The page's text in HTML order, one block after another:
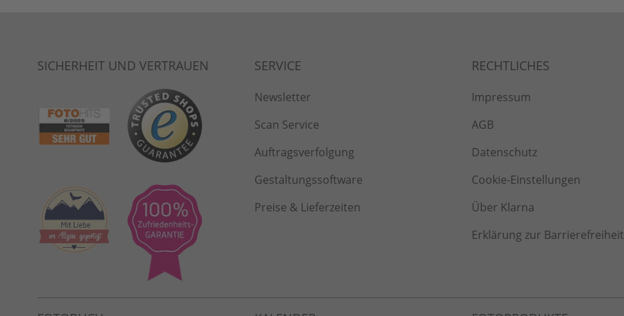
Newsletter
Scan Service
Auftragsverfolgung
Gestaltungssoftware
Preise & Lieferzeiten
Impressum
AGB
Datenschutz
Cookie-Einstellungen
Über Klarna
Erklärung zur Barrierefreiheit